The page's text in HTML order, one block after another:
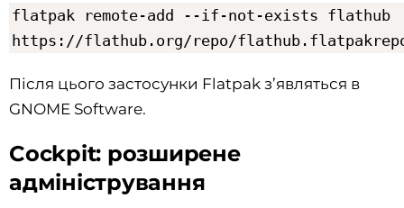
flatpak remote-add --if-not-exists flathub
https://flathub.org/repo/
Після цього застосунки Flatpak з’являться в
GNOME Software.
Cockpit: розширене
адміністрування